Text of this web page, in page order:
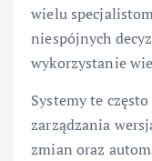
wielu
niespójnych
wykorzystanie
Systemy te
zarządzania
zmian oraz